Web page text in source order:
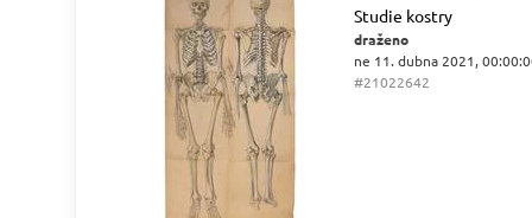
Studie kostry
draženo
ne 11. dubna 2021,
#21022642